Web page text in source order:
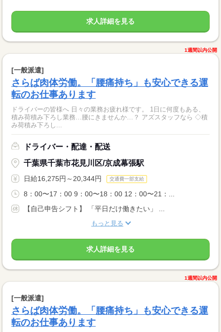
求人詳細を見る
1週間以内公開
[一般派遣]
さらば肉体労働。「腰痛持ち」も安心できる運
転のお仕事あります
ドライバーの皆様へ 日々の業務お疲れ様です。 1日に何度もある、
積み荷積み下ろし業務…腰にきませんか…？ アズスタッフなら ◇積
み荷積み下ろし...
ドライバー・配達・配送
千葉県千葉市花見川区/京成幕張駅
日給16,275円～20,344円 交通費一部支給
8：00〜17：00 9：00〜18：00 12：00〜21：...
【自己申告シフト】 「平日だけ働きたい」 ...
もっと見る
求人詳細を見る
1週間以内公開
[一般派遣]
さらば肉体労働。「腰痛持ち」も安心できる運
転のお仕事あります